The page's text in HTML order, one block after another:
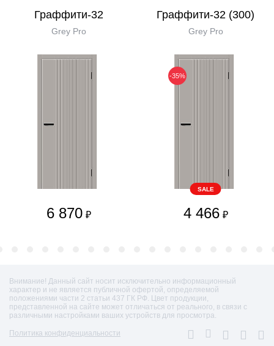
Граффити-32
Grey Pro
6 870 ₽
Граффити-32 (300)
Grey Pro
-35%
SALE
4 466 ₽
Внимание! Данный сайт носит исключительно информационный
характер и не является публичной офертой, определяемой
положениями части 2 статьи 437 ГК РФ. Цвет продукции,
представленной на сайте может отличаться от реального, в связи с
различными настройками ваших устройств для просмотра.
Политика конфиденциальности